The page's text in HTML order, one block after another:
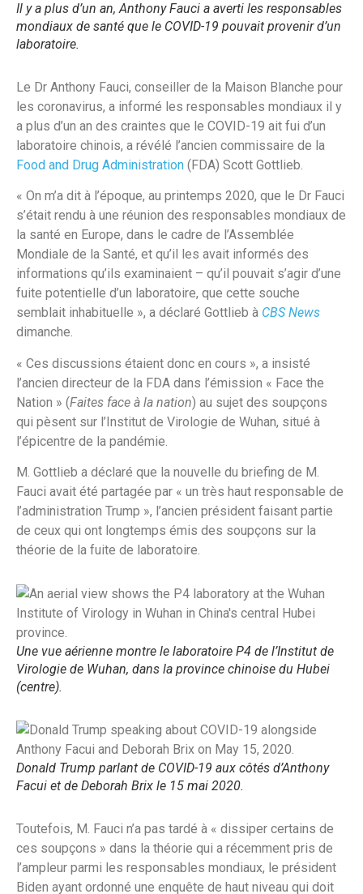
Il y a plus d’un an, Anthony Fauci a averti les responsables
mondiaux de santé que le COVID-19 pouvait provenir d’un
laboratoire.
Le Dr Anthony Fauci, conseiller de la Maison Blanche pour
les coronavirus, a informé les responsables mondiaux il y
a plus d’un an des craintes que le COVID-19 ait fui d’un
laboratoire chinois, a révélé l’ancien commissaire de la
Food and Drug Administration (FDA) Scott Gottlieb.
« On m’a dit à l’époque, au printemps 2020, que le Dr Fauci
s’était rendu à une réunion des responsables mondiaux de
la santé en Europe, dans le cadre de l’Assemblée
Mondiale de la Santé, et qu’il les avait informés des
informations qu’ils examinaient – qu’il pouvait s’agir d’une
fuite potentielle d’un laboratoire, que cette souche
semblait inhabituelle », a déclaré Gottlieb à CBS News
dimanche.
« Ces discussions étaient donc en cours », a insisté
l’ancien directeur de la FDA dans l’émission « Face the
Nation » (Faites face à la nation) au sujet des soupçons
qui pèsent sur l’Institut de Virologie de Wuhan, situé à
l’épicentre de la pandémie.
M. Gottlieb a déclaré que la nouvelle du briefing de M.
Fauci avait été partagée par « un très haut responsable de
l’administration Trump », l’ancien président faisant partie
de ceux qui ont longtemps émis des soupçons sur la
théorie de la fuite de laboratoire.
Une vue aérienne montre le laboratoire P4 de l’Institut de
Virologie de Wuhan, dans la province chinoise du Hubei
(centre).
Donald Trump parlant de COVID-19 aux côtés d’Anthony
Facui et de Deborah Brix le 15 mai 2020.
Toutefois, M. Fauci n’a pas tardé à « dissiper certains de
ces soupçons » dans la théorie qui a récemment pris de
l’ampleur parmi les responsables mondiaux, le président
Biden ayant ordonné une enquête de haut niveau qui doit